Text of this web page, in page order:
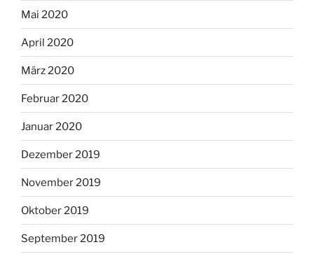
Mai 2020
April 2020
März 2020
Februar 2020
Januar 2020
Dezember 2019
November 2019
Oktober 2019
September 2019